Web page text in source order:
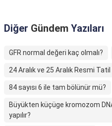
Diğer Gündem Yazıları
GFR normal değeri kaç olmalı?
24 Aralık ve 25 Aralık Resmi Tatil
84 sayısı 6 ile tam bölünür mü?
Büyükten küçüge kromozom
yapılır?